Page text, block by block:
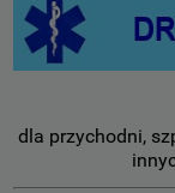
dla przychodni,